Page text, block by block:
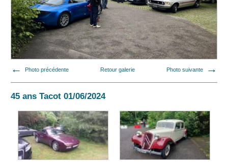
Photo précédente Retour galerie Photo suivante
45 ans Tacot 01/06/2024